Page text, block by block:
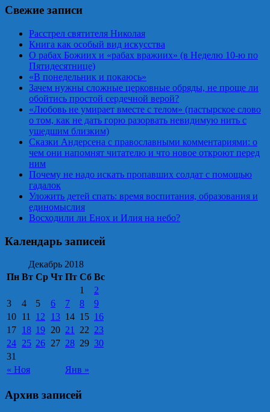
Свежие записи
Расстрел святителя Николая
Книга как особый вид искусства
О рабах Божиих и «рабах вражиих» (в Неделю 10-ю по
Пятидесятнице)
«В понедельник и покаюсь»
Зачем нужны сложные церковные обряды, не проще ли
обойтись простой сердечной верой?
«Любовь не умирает вместе с телом» (пастырское слово
о том, как не дать горю разорвать невидимую нить с
ушедшим близким)
Сказки Андерсена с православными комментариями: о
чем они напомнят читателю и что новое откроют перед
ним
Почему не надо искать пропавших солдат с помощью
гадалок
Уложить детей спать: время воспитания, образования и
единомыслия
Восходили ли Енох и Илия на небо?
Календарь записей
Декабрь 2018
Пн Вт Ср Чт Пт Сб Вс
« Ноя Янв »
1
2
3
4 5 6 7 8
9
10 11 12 13 14 15 16
17 18 19 20 21 22 23
24 25 26 27 28 29 30
31
Архив записей